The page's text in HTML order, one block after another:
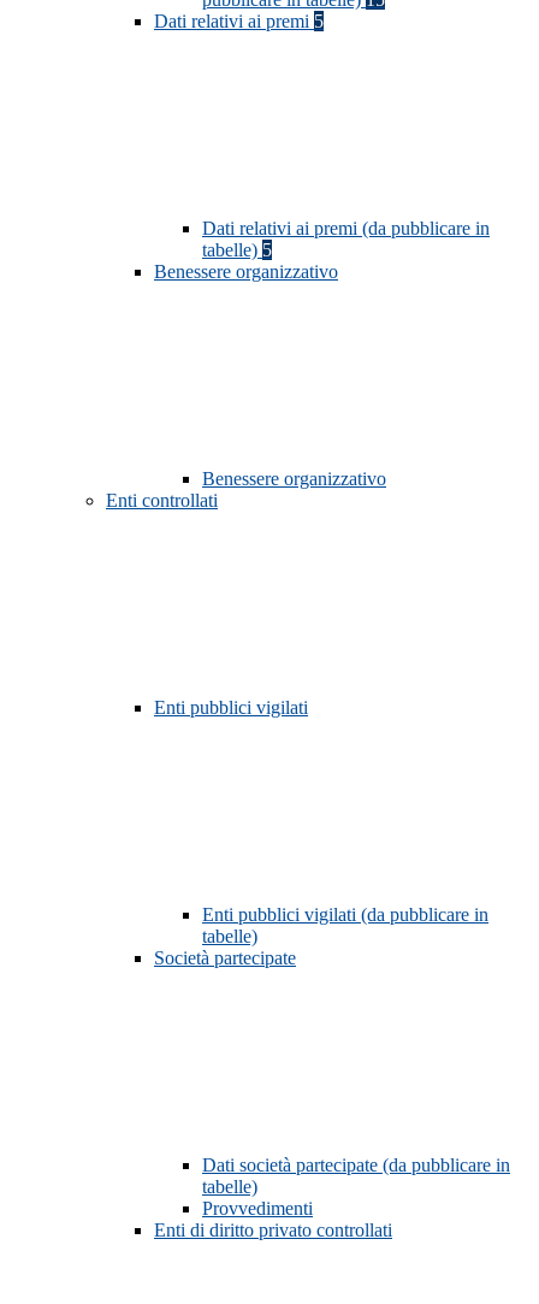
Dati relativi ai premi 5
Dati relativi ai premi (da pubblicare in
tabelle) 5
Benessere organizzativo
Benessere organizzativo
Enti controllati
Enti pubblici vigilati
Enti pubblici vigilati (da pubblicare in
tabelle)
Società partecipate
Dati società partecipate (da pubblicare in
tabelle)
Provvedimenti
Enti di diritto privato controllati